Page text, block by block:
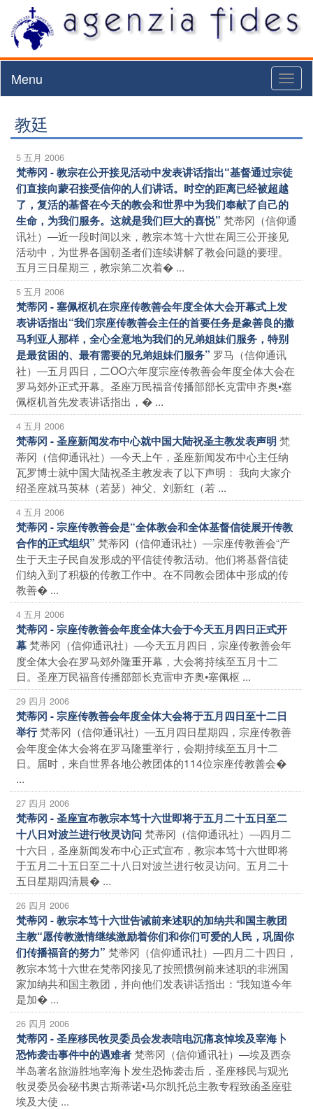
Menu
教廷
5 五月 2006
梵蒂冈 - 教宗在公开接见活动中发表讲话指出“基督通过宗徒
们直接向蒙召接受信仰的人们讲话。时空的距离已经被超越
了，复活的基督在今天的教会和世界中为我们奉献了自己的
生命，为我们服务。这就是我们巨大的喜悦” 梵蒂冈（信仰通
讯社）―近一段时间以来，教宗本笃十六世在周三公开接见
活动中，为世界各国朝圣者们连续讲解了教会问题的要理。
五月三日星期三，教宗第二次着� ...
5 五月 2006
梵蒂冈 - 塞佩枢机在宗座传教善会年度全体大会开幕式上发
表讲话指出“我们宗座传教善会主任的首要任务是象善良的撒
马利亚人那样，全心全意地为我们的兄弟姐妹们服务，特别
是最贫困的、最有需要的兄弟姐妹们服务” 罗马（信仰通讯
社）―五月四日，二OO六年度宗座传教善会年度全体大会在
罗马郊外正式开幕。圣座万民福音传播部部长克雷申齐奥•塞
佩枢机首先发表讲话指出，� ...
4 五月 2006
梵蒂冈 - 圣座新闻发布中心就中国大陆祝圣主教发表声明梵
蒂冈（信仰通讯社）―今天上午，圣座新闻发布中心主任纳
瓦罗博士就中国大陆祝圣主教发表了以下声明： 我向大家介
绍圣座就马英林（若瑟）神父、刘新红（若 ...
4 五月 2006
梵蒂冈 - 宗座传教善会是“全体教会和全体基督信徒展开传教
合作的正式组织” 梵蒂冈（信仰通讯社）―宗座传教善会“产
生于天主子民自发形成的平信徒传教活动。他们将基督信徒
们纳入到了积极的传教工作中。在不同教会团体中形成的传
教善� ...
4 五月 2006
梵蒂冈 - 宗座传教善会年度全体大会于今天五月四日正式开
幕梵蒂冈（信仰通讯社）―今天五月四日，宗座传教善会年
度全体大会在罗马郊外隆重开幕，大会将持续至五月十二
日。圣座万民福音传播部部长克雷申齐奥•塞佩枢 ...
29 四月 2006
梵蒂冈 - 宗座传教善会年度全体大会将于五月四日至十二日
举行梵蒂冈（信仰通讯社）―五月四日星期四，宗座传教善
会年度全体大会将在罗马隆重举行，会期持续至五月十二
日。届时，来自世界各地公教团体的114位宗座传教善会�
...
27 四月 2006
梵蒂冈 - 圣座宣布教宗本笃十六世即将于五月二十五日至二
十八日对波兰进行牧灵访问梵蒂冈（信仰通讯社）―四月二
十六日，圣座新闻发布中心正式宣布，教宗本笃十六世即将
于五月二十五日至二十八日对波兰进行牧灵访问。五月二十
五日星期四清晨� ...
26 四月 2006
梵蒂冈 - 教宗本笃十六世告诫前来述职的加纳共和国主教团
主教“愿传教激情继续激励着你们和你们可爱的人民，巩固你
们传播福音的努力” 梵蒂冈（信仰通讯社）―四月二十四日，
教宗本笃十六世在梵蒂冈接见了按照惯例前来述职的非洲国
家加纳共和国主教团，并向他们发表讲话指出：“我知道今年
是加� ...
26 四月 2006
梵蒂冈 - 圣座移民牧灵委员会发表唁电沉痛哀悼埃及宰海卜
恐怖袭击事件中的遇难者梵蒂冈（信仰通讯社）―埃及西奈
半岛著名旅游胜地宰海卜发生恐怖袭击后，圣座移民与观光
牧灵委员会秘书奥古斯蒂诺•马尔凯托总主教专程致函圣座驻
埃及大使 ...